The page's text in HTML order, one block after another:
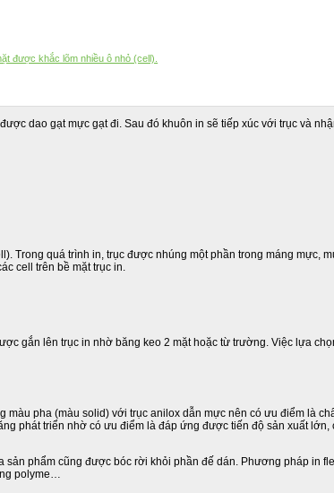
được khắc lõm nhiều ô nhỏ (cell).
dao gạt mực gạt đi. Sau đó khuôn in sẽ tiếp xúc với trục và
Trong quá trình in, trục được nhúng một phần trong máng mực,
cell trên bề mặt trục in.
gắn lên trục in nhờ băng keo 2 mặt hoặc từ trường. Việc lựa
màu pha (màu solid) với trục anilox dẫn mực nên có ưu điểm là
phát triển nhờ có ưu điểm là đáp ứng được tiến độ sản xuất lớn,
phẩm cũng được bóc rời khỏi phần đế dán. Phương pháp in
polyme…